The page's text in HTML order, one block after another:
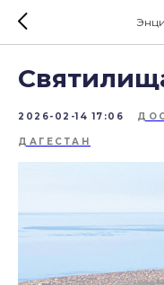
2026-02-14 17:06
ДАГЕСТАН